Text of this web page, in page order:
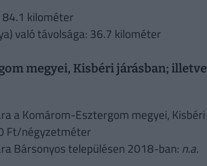
kilométer
való távolsága: 36.7 kilométer
megyei, Kisbéri járásban; illetve
a Komárom-Esztergom megyei, Kisbéri
Ft/négyzetméter
Bársonyos településen 2018-ban: n.a.